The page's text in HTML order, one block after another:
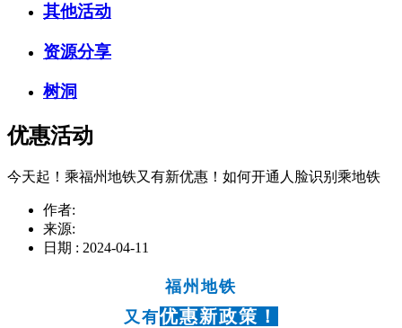
其他活动
资源分享
树洞
优惠活动
今天起！乘福州地铁又有新优惠！如何开通人脸识别乘地铁
作者:
来源:
日期 : 2024-04-11
福州地铁
又有优惠新政策！